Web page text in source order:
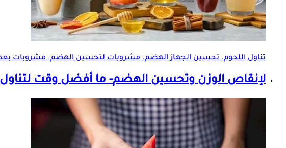
تناول اللحوم. تحسين الجهاز الهضم. مشروبات لتحسين الهضم. مشروبات
لإنقاص الوزن وتحسين الهضم- ما أفضل وقت